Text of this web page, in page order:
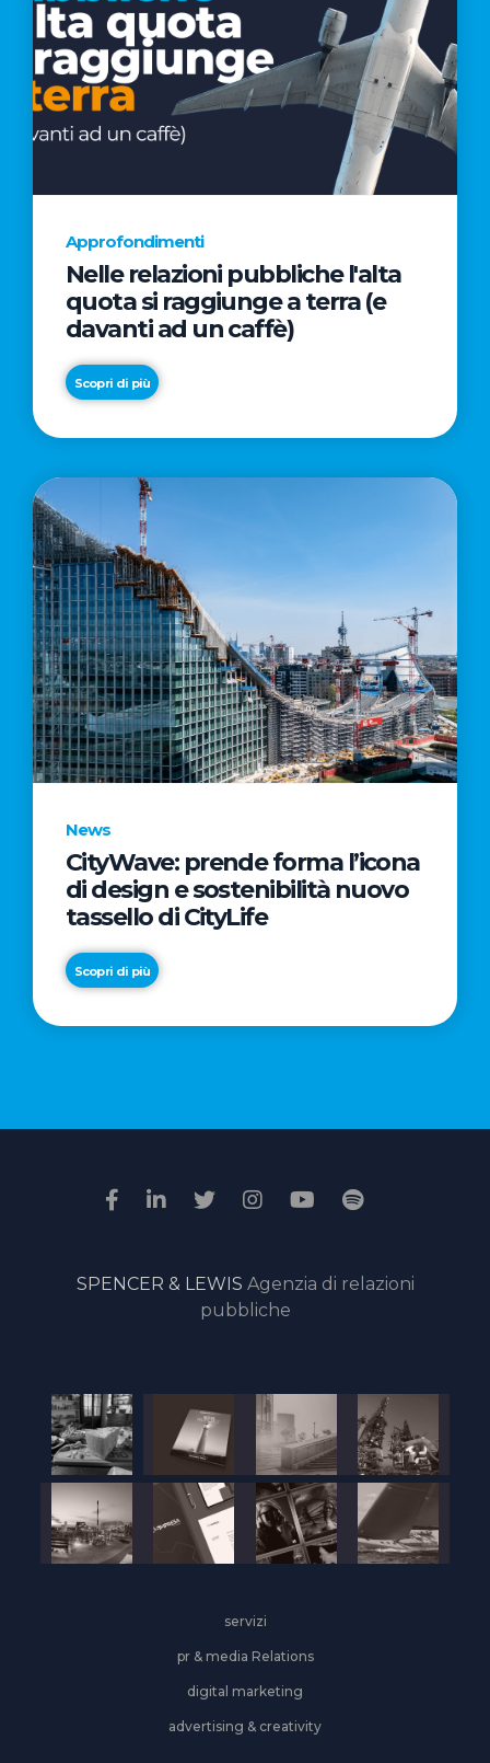
Approfondimenti
Nelle relazioni pubbliche l'alta
quota si raggiunge a terra (e
davanti ad un caffè)
Scopri di più
News
CityWave: prende forma l’icona
di design e sostenibilità nuovo
tassello di CityLife
Scopri di più
News
“Passione
il
della
giuria
online
SPENCER & LEWIS Agenzia di relazioni
pubbliche
servizi
pr & media Relations
digital marketing
advertising & creativity